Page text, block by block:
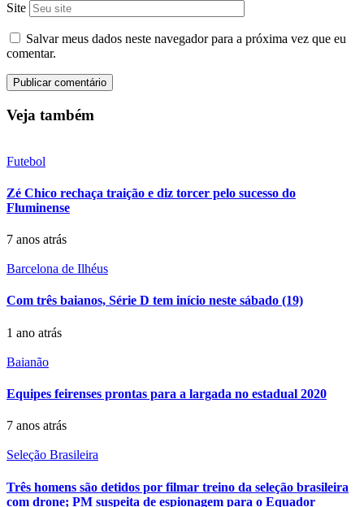
Site
Salvar meus dados neste navegador para a próxima vez que eu
comentar.
Veja também
Futebol
Zé Chico rechaça traição e diz torcer pelo sucesso do
Fluminense
7 anos atrás
Barcelona de Ilhéus
Com três baianos, Série D tem início neste sábado (19)
1 ano atrás
Baianão
Equipes feirenses prontas para a largada no estadual 2020
7 anos atrás
Seleção Brasileira
Três homens são detidos por filmar treino da seleção brasileira
com drone; PM suspeita de espionagem para o Equador